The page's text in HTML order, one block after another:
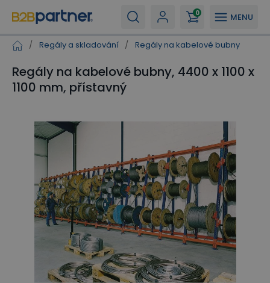
MENU
0
/ Regály a skladování / Regály na kabelové bubny
Regály na kabelové bubny, 4400 x 1100 x
1100 mm, přístavný